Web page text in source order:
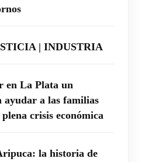
| INDUSTRIA
en La Plata un
ayudar a las familias
plena crisis económica
la historia de